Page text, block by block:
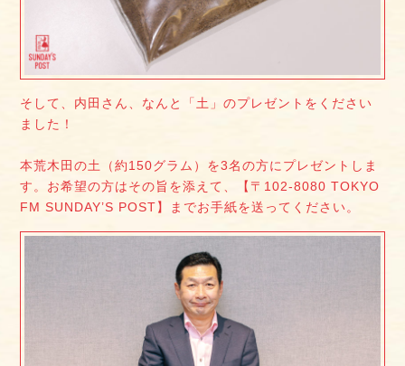
そして、内田さん、なんと「土」のプレゼントをください
ました！
本荒木田の土（約150グラム）を3名の方にプレゼントしま
す。お希望の方はその旨を添えて、【〒102-8080 TOKYO
FM SUNDAY’S POST】までお手紙を送ってください。